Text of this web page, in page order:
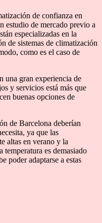
de confianza en
estudio de mercado previo a
especializadas en la
de sistemas de climatización
como es el caso de
una gran experiencia de
y servicios está más que
buenas opciones de
de Barcelona deberían
ya que las
altas en verano y la
temperatura es demasiado
poder adaptarse a estas